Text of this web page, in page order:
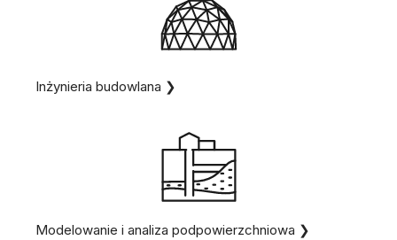
Inżynieria budowlana ❯
Modelowanie i analiza podpowierzchniowa ❯